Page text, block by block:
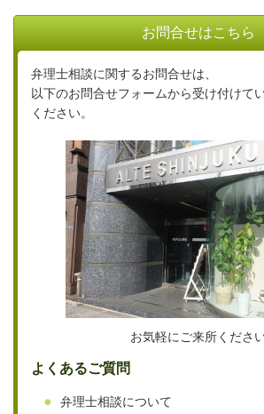
お問合せはこちら
弁理士相談に関するお問合せは、
以下のお問合せフォームから受け付けて
ください。
お気軽にご来所くださ
よくあるご質問
弁理士相談について